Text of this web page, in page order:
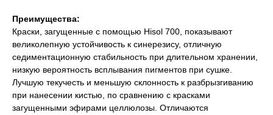
Преимущества:
Краски, загущенные с помощью Hisol 700, показывают
великолепную устойчивость к синерезису, отличную
седиментационную стабильность при длительном хранении,
низкую вероятность всплывания пигментов при сушке.
Лучшую текучесть и меньшую склонность к разбрызгиванию
при нанесении кистью, по сравнению с красками
загущенными эфирами целлюлозы. Отличаются